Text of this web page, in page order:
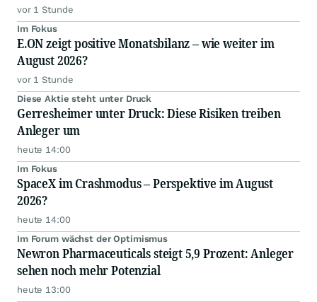
vor 1 Stunde
Im Fokus
E.ON zeigt positive Monatsbilanz – wie weiter im
August 2026?
vor 1 Stunde
Diese Aktie steht unter Druck
Gerresheimer unter Druck: Diese Risiken treiben
Anleger um
heute 14:00
Im Fokus
SpaceX im Crashmodus – Perspektive im August
2026?
heute 14:00
Im Forum wächst der Optimismus
Newron Pharmaceuticals steigt 5,9 Prozent: Anleger
sehen noch mehr Potenzial
heute 13:00